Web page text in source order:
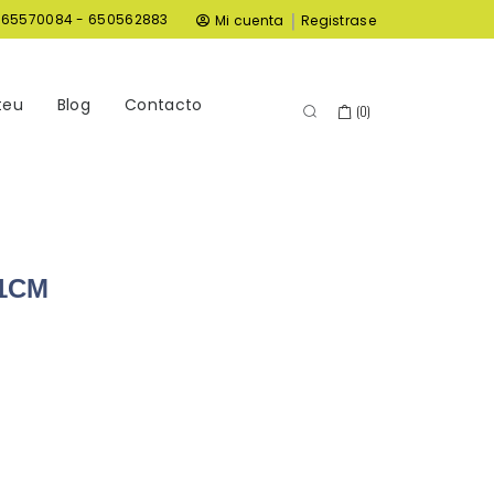
- 650562883 Mi cuenta | Registrase
Blog Contacto (0)